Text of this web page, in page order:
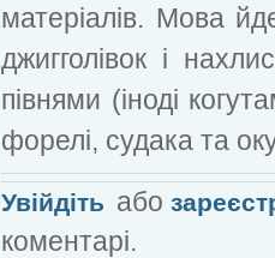
матеріалів. Мова
джигголівок і
півнями (іноді
форелі, судака та
Увійдіть або
коментарі.